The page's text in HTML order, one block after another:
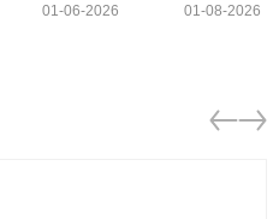
01-08-2026
01-06-2026